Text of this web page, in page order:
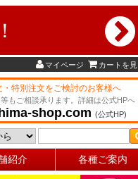
マイページ カートを見
・特別注文をご検討のお客様へ
もご相談承ります。詳細は公式HPへ
shop.com (公式HP)
紹介 各種ご案内